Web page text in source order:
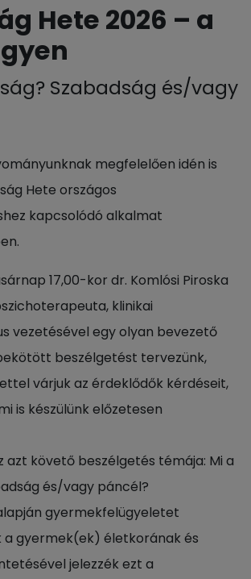
Hete 2026 – a
Szabadság és/vagy
megfelelően idén is
Hete országos
kapcsolódó alkalmat
17,00-kor dr. Komlósi Piroska
klinikai
vezetésével egy olyan bevezető
beszélgetést tervezünk,
várjuk az ér­dek­lő­dők kérdéseit,
is készülünk előzetesen
azt követő beszélgetés témája: Mi a
és/vagy páncél?
gyermekfelügyeletet
a gyermek(ek) életkorának és
jelezzék ezt a